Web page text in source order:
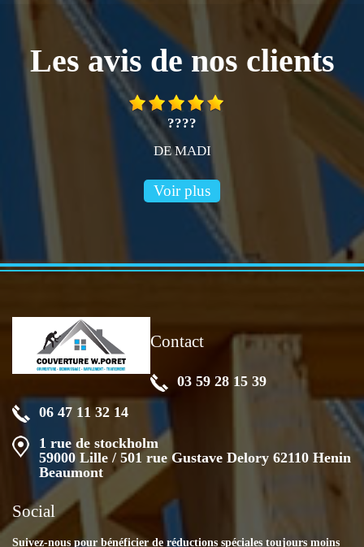
Les avis de nos clients
????
DE MADI
Voir plus
Contact
03 59 28 15 39
06 47 11 32 14
1 rue de stockholm
59000 Lille / 501 rue Gustave Delory 62110 Henin
Beaumont
Social
Suivez-nous pour bénéficier de réductions spéciales toujours moins